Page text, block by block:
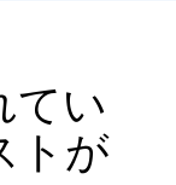
てい
トが